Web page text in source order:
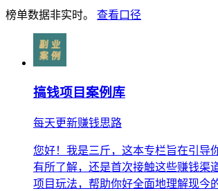
榜单数据非实时。 查看口径
搞钱项目案例库
每天更新赚钱思路
您好！我是三斤，这本专栏旨在引导
有所了解，还是首次接触这些赚钱渠
项目玩法，帮助你好全面地理解现今